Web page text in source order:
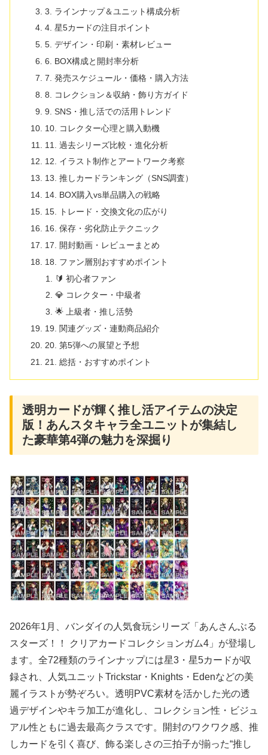
3. ラインナップ＆ユニット構成分析
4. 星5カードの注目ポイント
5. デザイン・印刷・素材レビュー
6. BOX構成と開封率分析
7. 発売スケジュール・価格・購入方法
8. コレクション＆収納・飾り方ガイド
9. SNS・推し活での活用トレンド
10. コレクター心理と購入動機
11. 過去シリーズ比較・進化分析
12. イラスト制作とアートワーク考察
13. 推しカードランキング（SNS調査）
14. BOX購入vs単品購入の戦略
15. トレード・交換文化の広がり
16. 保存・劣化防止テクニック
17. 開封動画・レビューまとめ
18. ファン層別おすすめポイント
🔰 初心者ファン
💎 コレクター・中級者
🌟 上級者・推し活勢
19. 関連グッズ・連動商品紹介
20. 第5弾への展望と予想
21. 総括・おすすめポイント
透明カードが輝く推し活アイテムの決定
版！あんスタキャラ全ユニットが集結し
た豪華第4弾の魅力を深掘り
2026年1月、バンダイの人気食玩シリーズ「あんさんぶる
スターズ！！ クリアカードコレクションガム4」が登場し
ます。全72種類のラインナップには星3・星5カードが収
録され、人気ユニットTrickstar・Knights・Edenなどの美
麗イラストが勢ぞろい。透明PVC素材を活かした光の透
過デザインやキラ加工が進化し、コレクション性・ビジュ
アル性ともに過去最高クラスです。開封のワクワク感、推
しカードを引く喜び、飾る楽しさの三拍子が揃った“推し